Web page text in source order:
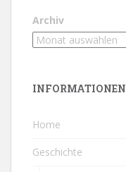
Archiv
INFORMATIONEN
Home
Geschichte